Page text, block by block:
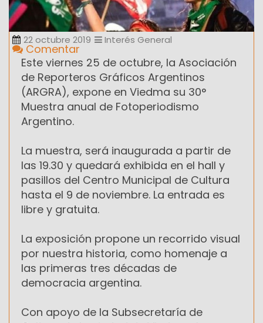
22 octubre 2019 Interés General
Comentar
Este viernes 25 de octubre, la Asociación
de Reporteros Gráficos Argentinos
(ARGRA), expone en Viedma su 30°
Muestra anual de Fotoperiodismo
Argentino.
La muestra, será inaugurada a partir de
las 19.30 y quedará exhibida en el hall y
pasillos del Centro Municipal de Cultura
hasta el 9 de noviembre. La entrada es
libre y gratuita.
La exposición propone un recorrido visual
por nuestra historia, como homenaje a
las primeras tres décadas de
democracia argentina.
Con apoyo de la Subsecretaría de